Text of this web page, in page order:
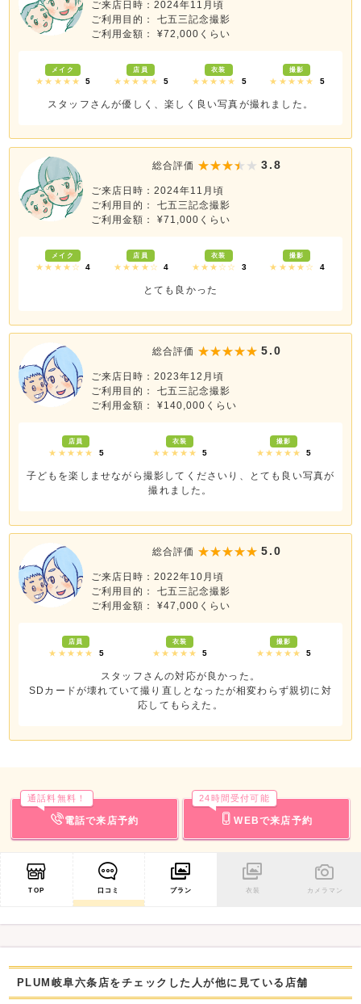
ご来店日時：2024年11月頃
ご利用目的： 七五三記念撮影
ご利用金額： ¥72,000くらい
メイク
★★★★★ 5
店員
★★★★★ 5
衣装
★★★★★ 5
撮影
★★★★★ 5
スタッフさんが優しく、楽しく良い写真が撮れました。
総合評価 3.8
ご来店日時：2024年11月頃
ご利用目的： 七五三記念撮影
ご利用金額： ¥71,000くらい
メイク
★★★★☆ 4
店員
★★★★☆ 4
衣装
★★★☆☆ 3
撮影
★★★★☆ 4
とても良かった
総合評価 5.0
ご来店日時：2023年12月頃
ご利用目的： 七五三記念撮影
ご利用金額： ¥140,000くらい
店員
★★★★★ 5
衣装
★★★★★ 5
撮影
★★★★★ 5
子どもを楽しませながら撮影してくださいり、とても良い写真が
撮れました。
総合評価 5.0
ご来店日時：2022年10月頃
ご利用目的： 七五三記念撮影
ご利用金額： ¥47,000くらい
店員
★★★★★ 5
衣装
★★★★★ 5
撮影
★★★★★ 5
スタッフさんの対応が良かった。
SDカードが壊れていて撮り直しとなったが相変わらず親切に対
応してもらえた。
電話で来店予約
通話料無料！
WEBで来店予約
24時間受付可能
TOP 口コミ プラン 衣装 カメラマン
PLUM岐阜六条店をチェックした人が他に見ている店舗